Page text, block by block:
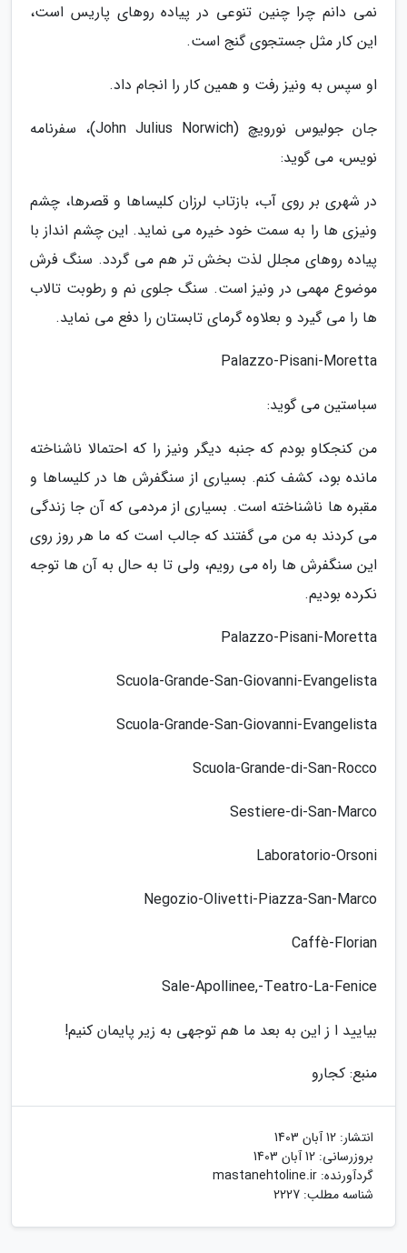
نمی دانم چرا چنین تنوعی در پیاده روهای پاریس است،
این کار مثل جستجوی گنج است.
او سپس به ونیز رفت و همین کار را انجام داد.
جان جولیوس نورویچ (John Julius Norwich)، سفرنامه
نویس، می گوید:
در شهری بر روی آب، بازتاب لرزان کلیساها و قصرها، چشم
ونیزی ها را به سمت خود خیره می نماید. این چشم انداز با
پیاده روهای مجلل لذت بخش تر هم می گردد. سنگ فرش
موضوع مهمی در ونیز است. سنگ جلوی نم و رطوبت تالاب
ها را می گیرد و بعلاوه گرمای تابستان را دفع می نماید.
Palazzo-Pisani-Moretta
سباستین می گوید:
من کنجکاو بودم که جنبه دیگر ونیز را که احتمالا ناشناخته
مانده بود، کشف کنم. بسیاری از سنگفرش ها در کلیساها و
مقبره ها ناشناخته است. بسیاری از مردمی که آن جا زندگی
می کردند به من می گفتند که جالب است که ما هر روز روی
این سنگفرش ها راه می رویم، ولی تا به حال به آن ها توجه
نکرده بودیم.
Palazzo-Pisani-Moretta
Scuola-Grande-San-Giovanni-Evangelista
Scuola-Grande-San-Giovanni-Evangelista
Scuola-Grande-di-San-Rocco
Sestiere-di-San-Marco
Laboratorio-Orsoni
Negozio-Olivetti-Piazza-San-Marco
Caffè-Florian
Sale-Apollinee,-Teatro-La-Fenice
بیایید ا ز این به بعد ما هم توجهی به زیر پایمان کنیم!
منبع: کجارو
انتشار: 12 آبان 1403
بروزرسانی: 12 آبان 1403
گردآورنده: mastanehtoline.ir
شناسه مطلب: 2227